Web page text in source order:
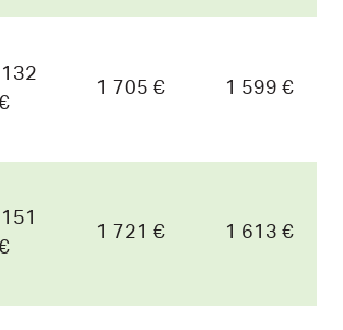
1 705 € 1 599 €
1 721 € 1 613 €